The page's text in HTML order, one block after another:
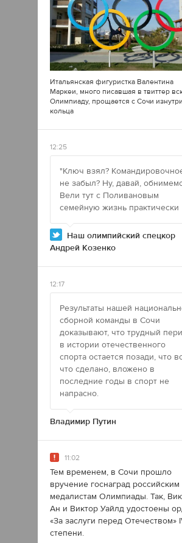
Итальянская фигуристка Валентина
Маркеи, много писавшая в твиттер
Олимпиаду, прощается с Сочи изнутри
кольца
12:25
"Ключ взял?
не забыл? Ну, давай,
Вели тут с Поливановым
семейную жизнь практически
Наш олимпийский спецкор
Андрей Козенко
12:17
Результаты нашей
сборной команды в Сочи
доказывают, что трудный
в истории отечественного
спорта остается позади, что
что сделано, вложено в
последние годы в спорт не
напрасно.
Владимир Путин
11:02
Тем временем, в Сочи прошло
вручение госнаград российским
медалистам Олимпиады. Так,
Ан и Виктор Уайлд удостоены
«За заслуги перед Отечеством»
степени.